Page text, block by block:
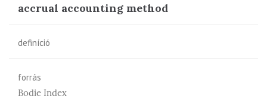
accrual accounting method
definíció
forrás
Bodie Index